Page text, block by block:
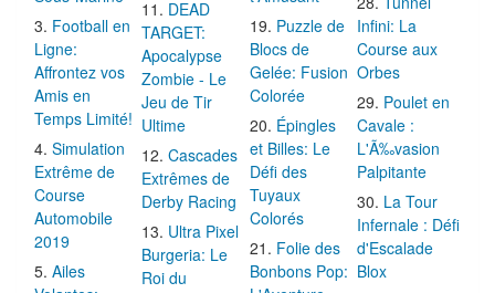
Football en
Ligne:
Affrontez vos
Amis en
Temps Limité!
Simulation
Extrême de
Course
Automobile
2019
Ailes
DEAD
TARGET:
Apocalypse
Zombie - Le
Jeu de Tir
Ultime
Cascades
Extrêmes de
Derby Racing
Ultra Pixel
Burgeria: Le
Roi du
Puzzle de
Blocs de
Gelée: Fusion
Colorée
Épingles
et Billes: Le
Défi des
Tuyaux
Colorés
Folie des
Bonbons Pop:
Infini: La
Course aux
Orbes
Poulet en
Cavale :
L'Ã‰vasion
Palpitante
La Tour
Infernale : Défi
d'Escalade
Blox